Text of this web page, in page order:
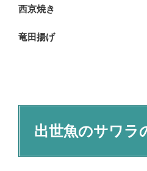
西京焼き
竜田揚げ
出世魚のサワラ